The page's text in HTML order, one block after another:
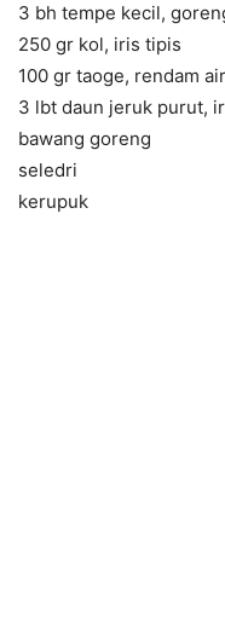
3 bh tempe kecil,
250 gr kol, iris tipis
100 gr taoge, rendam
3 lbt daun jeruk purut,
bawang goreng
seledri
kerupuk